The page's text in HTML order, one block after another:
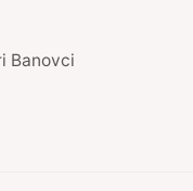
Banovci